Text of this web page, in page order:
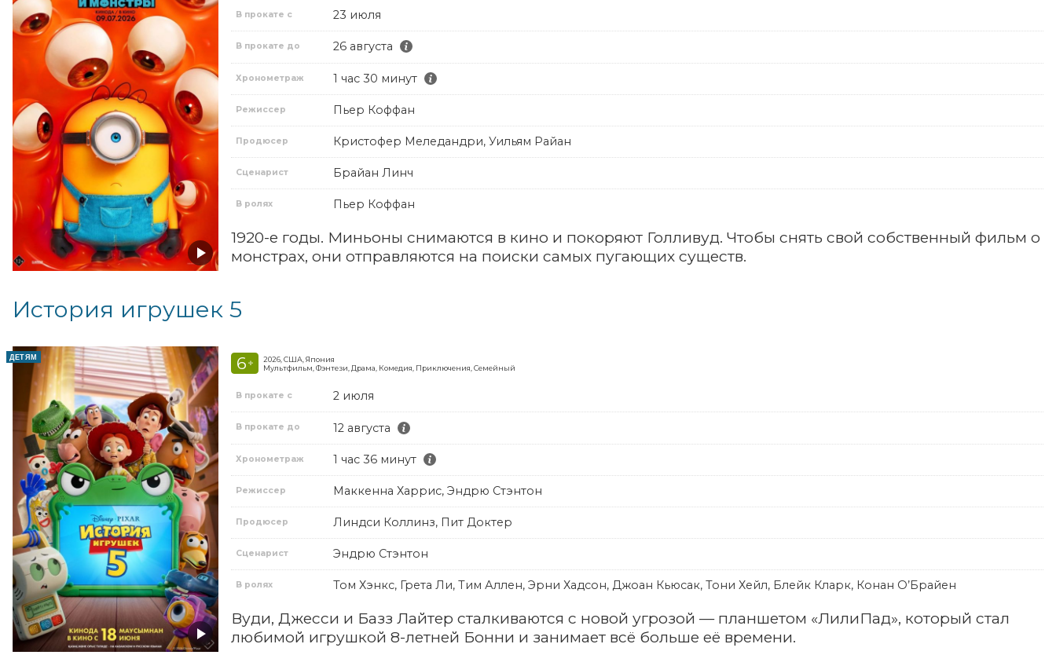
В прокате с 23 июля
В прокате до 26 августа
Хронометраж 1 час 30 минут
Режиссер Пьер Коффан
Продюсер Кристофер Меледандри, Уильям Райан
Сценарист Брайан Линч
В ролях Пьер Коффан
1920-е годы. Миньоны снимаются в кино и покоряют Голливуд. Чтобы снять свой собственный фильм о
монстрах, они отправляются на поиски самых пугающих существ.
История игрушек 5
ДЕТЯМ 6 +
2026, США, Япония
Мультфильм, Фэнтези, Драма, Комедия, Приключения, Семейный
В прокате с 2 июля
В прокате до 12 августа
Хронометраж 1 час 36 минут
Режиссер Маккенна Харрис, Эндрю Стэнтон
Продюсер Линдси Коллинз, Пит Доктер
Сценарист Эндрю Стэнтон
В ролях Том Хэнкс, Грета Ли, Тим Аллен, Эрни Хадсон, Джоан Кьюсак, Тони Хейл, Блейк Кларк, Конан О’Брайен
Вуди, Джесси и Базз Лайтер сталкиваются с новой угрозой — планшетом «ЛилиПад», который стал
любимой игрушкой 8-летней Бонни и занимает всё больше её времени.